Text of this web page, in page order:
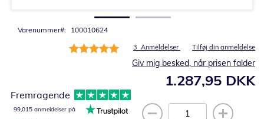
Varenummer 100010624
Bedømmelse:
3 Anmeldelser Tilføj din anmeldelse
1.287,95 DKK
Giv mig besked, når prisen falder
Fremragende
99,015 anmeldelser på